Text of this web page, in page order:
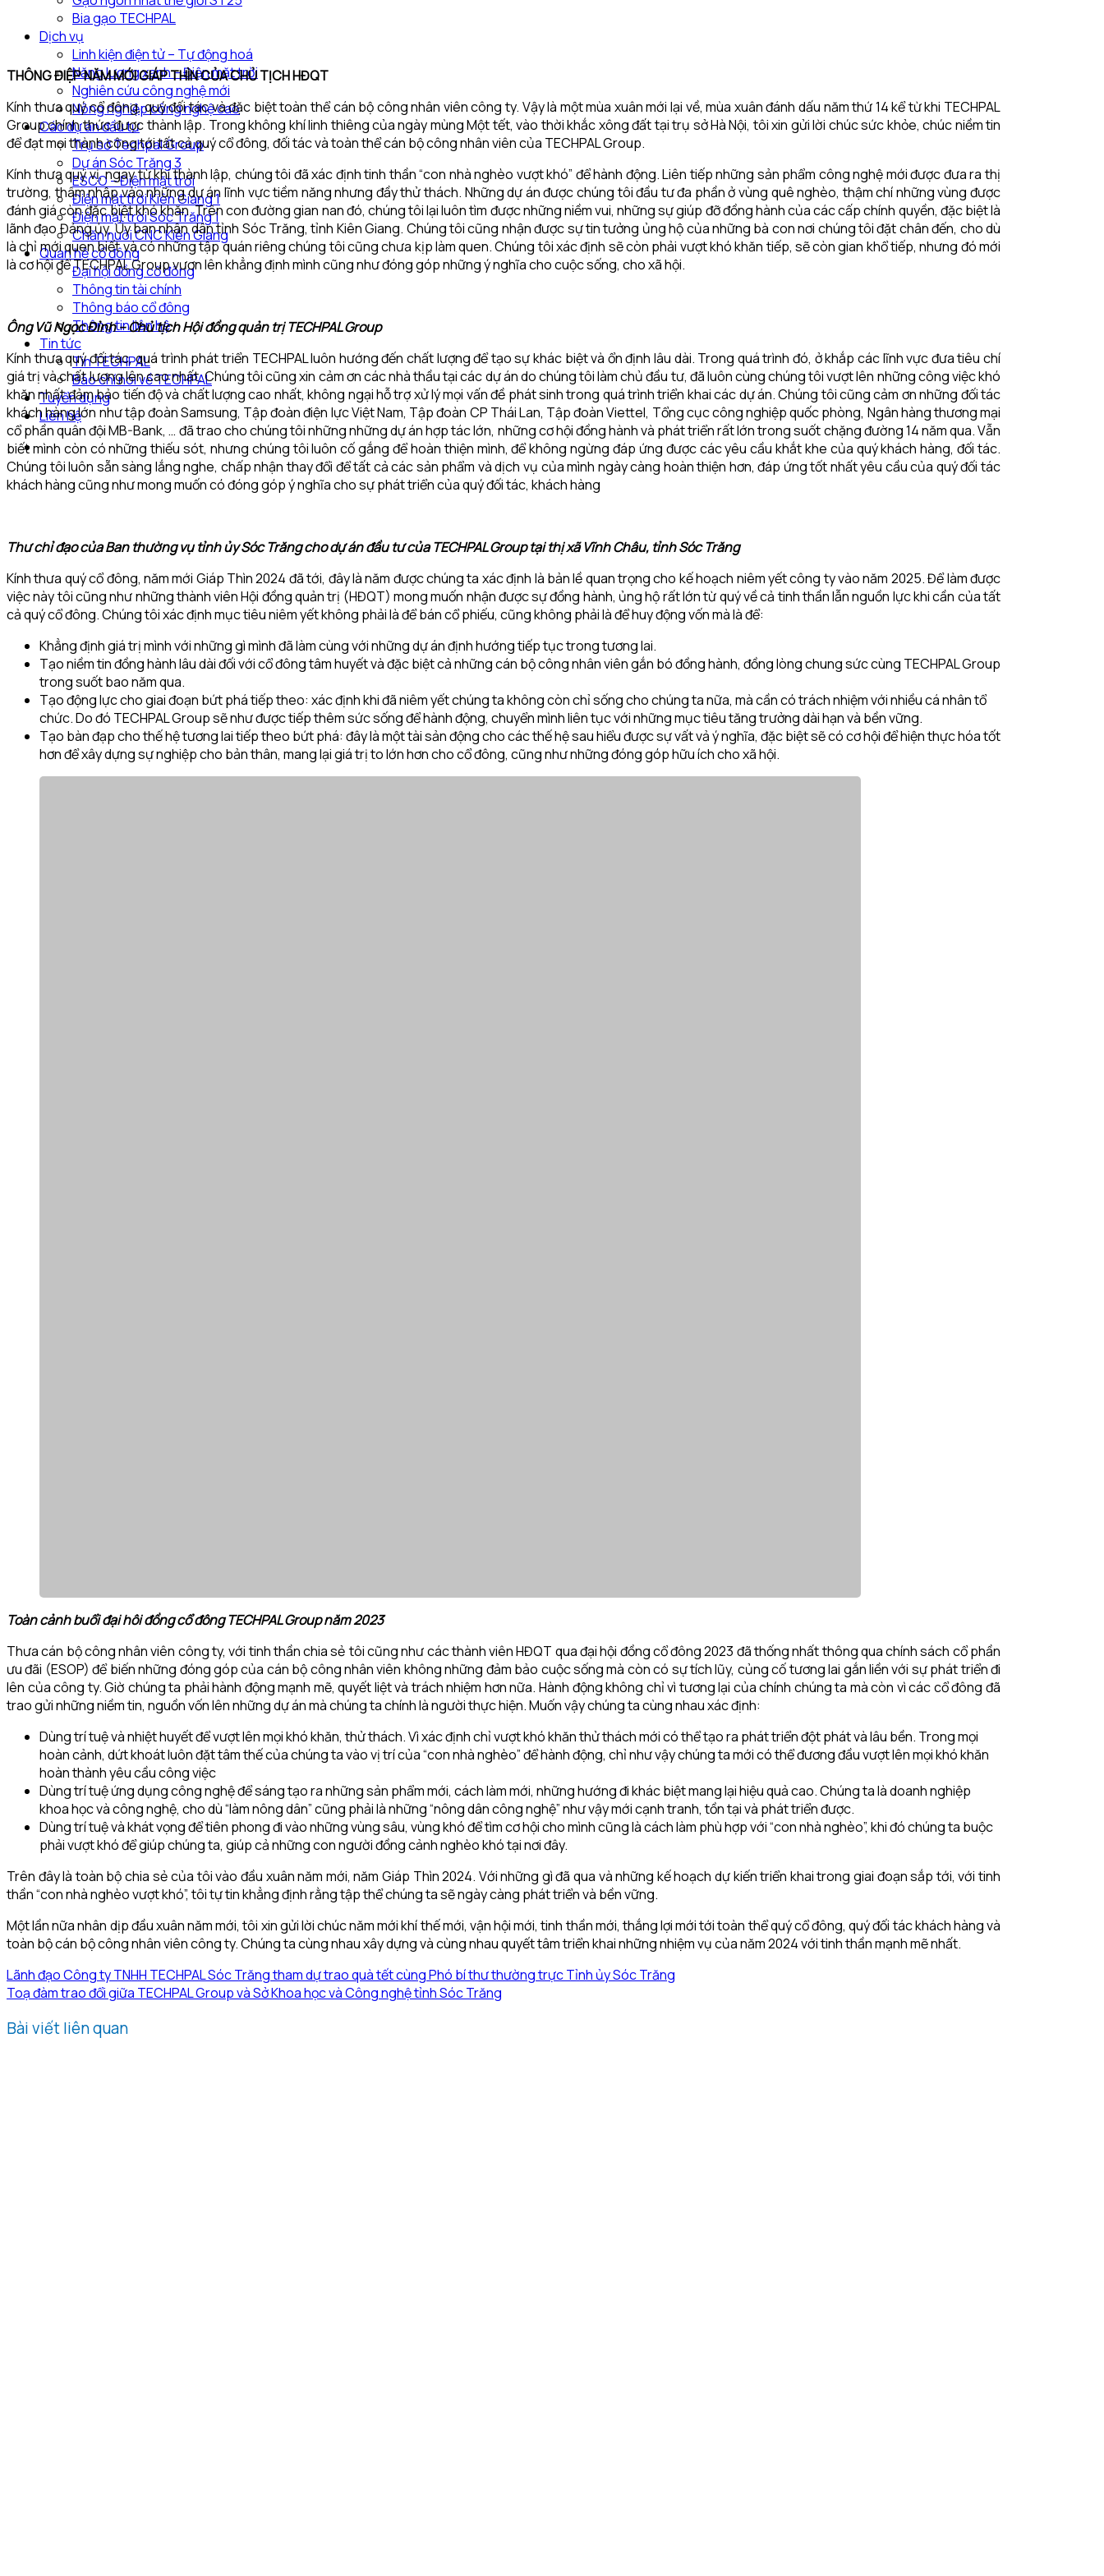
Bia gạo TECHPAL
Dịch vụ
Linh kiện điện tử – Tự động hoá
Năng lượng xanh – Điện mặt trời
Nghiên cứu công nghệ mới
Nông nghiệp công nghệ cao
Các dự án đầu tư
Trụ sở Techpal Group
Dự án Sóc Trăng 3
ESCO – Điện mặt trời
Điện mặt trời Kiên Giang 1
Điện mặt trời Sóc Trăng 1
Chăn nuôi CNC Kiên Giang
Quan hệ cổ đông
Đại hội đồng cổ đông
Thông tin tài chính
Thông báo cổ đông
Thông tin liên hệ
Tin tức
Tin TECHPAL
Báo chí nói về TECHPAL
Tuyển dụng
Liên hệ
THÔNG ĐIỆP NĂM MỚI GIÁP THÌN CỦA CHỦ TỊCH HĐQT
Kính thưa quý cổ đông, quý đối tác và đặc biệt toàn thể cán bộ công nhân viên công ty. Vậy là một mùa xuân mới lại về, mùa xuân đánh dấu năm thứ 14 kể từ khi TECHPAL
Group chính thức được thành lập. Trong không khí linh thiêng của ngày mùng Một tết, vào thời khắc xông đất tại trụ sở Hà Nội, tôi xin gửi lời chúc sức khỏe, chúc niềm tin
để đạt mọi thành công tới tất cả quý cổ đông, đối tác và toàn thể cán bộ công nhân viên của TECHPAL Group.
Kính thưa quý vị, ngay từ khi thành lập, chúng tôi đã xác định tinh thần “con nhà nghèo vượt khó” để hành động. Liên tiếp những sản phẩm công nghệ mới được đưa ra thị
trường, thâm nhập vào những dự án lĩnh vực tiềm năng nhưng đầy thử thách. Những dự án được chúng tôi đầu tư đa phần ở vùng quê nghèo, thậm chí những vùng được
đánh giá còn đặc biệt khó khăn. Trên con đường gian nan đó, chúng tôi lại luôn tìm được những niềm vui, những sự giúp đỡ đồng hành của các cấp chính quyền, đặc biệt là
lãnh đạo Đảng ủy, Ủy ban nhân dân tỉnh Sóc Trăng, tỉnh Kiên Giang. Chúng tôi cũng nhận được sự tin tưởng ủng hộ của những bà con nơi chúng tôi đặt chân đến, cho dù
là chỉ mới quen biết và có những tập quán riêng chúng tôi cũng chưa kịp làm quen. Chúng tôi xác định sẽ còn phải vượt khó khăn tiếp, sẽ còn gian khổ tiếp, nhưng đó mới
là cơ hội để TECHPAL Group vươn lên khẳng định mình cũng như đóng góp những ý nghĩa cho cuộc sống, cho xã hội.
Ông Vũ Ngọc Đỉnh – Chủ tịch Hội đồng quản trị TECHPAL Group
Kính thưa quý đối tác, quá trình phát triển TECHPAL luôn hướng đến chất lượng để tạo sự khác biệt và ổn định lâu dài. Trong quá trình đó, ở khắp các lĩnh vực đưa tiêu chí
giá trị và chất lượng lên cao nhất. Chúng tôi cũng xin cảm ơn các nhà thầu tại các dự án do chúng tôi làm chủ đầu tư, đã luôn cùng chúng tôi vượt lên những công việc khó
khăn nhất đảm bảo tiến độ và chất lượng cao nhất, không ngại hỗ trợ xử lý mọi vấn đề phát sinh trong quá trình triển khai các dự án. Chúng tôi cũng cảm ơn những đối tác
khách hàng lớn như tập đoàn Samsung, Tập đoàn điện lực Việt Nam, Tập đoàn CP Thái Lan, Tập đoàn Viettel, Tổng cục công nghiệp quốc phòng, Ngân hàng thương mại
cổ phần quân đội MB-Bank, … đã trao cho chúng tôi những những dự án hợp tác lớn, những cơ hội đồng hành và phát triển rất lớn trong suốt chặng đường 14 năm qua. Vẫn
biết mình còn có những thiếu sót, nhưng chúng tôi luôn cố gắng để hoàn thiện mình, để không ngừng đáp ứng được các yêu cầu khắt khe của quý khách hàng, đối tác.
Chúng tôi luôn sẵn sàng lắng nghe, chấp nhận thay đổi để tất cả các sản phẩm và dịch vụ của mình ngày càng hoàn thiện hơn, đáp ứng tốt nhất yêu cầu của quý đối tác
khách hàng cũng như mong muốn có đóng góp ý nghĩa cho sự phát triển của quý đối tác, khách hàng
Thư chỉ đạo của Ban thường vụ tỉnh ủy Sóc Trăng cho dự án đầu tư của TECHPAL Group tại thị xã Vĩnh Châu, tỉnh Sóc Trăng
Kính thưa quý cổ đông, năm mới Giáp Thìn 2024 đã tới, đây là năm được chúng ta xác định là bản lề quan trọng cho kế hoạch niêm yết công ty vào năm 2025. Để làm được
việc này tôi cũng như những thành viên Hội đồng quản trị (HĐQT) mong muốn nhận được sự đồng hành, ủng hộ rất lớn từ quý về cả tinh thần lẫn nguồn lực khi cần của tất
cả quý cổ đông. Chúng tôi xác định mục tiêu niêm yết không phải là để bán cổ phiếu, cũng không phải là để huy động vốn mà là để:
Khẳng định giá trị mình với những gì mình đã làm cùng với những dự án định hướng tiếp tục trong tương lai.
Tạo niềm tin đồng hành lâu dài đối với cổ đông tâm huyết và đặc biệt cả những cán bộ công nhân viên gắn bó đồng hành, đồng lòng chung sức cùng TECHPAL Group
trong suốt bao năm qua.
Tạo động lực cho giai đoạn bứt phá tiếp theo: xác định khi đã niêm yết chúng ta không còn chỉ sống cho chúng ta nữa, mà cần có trách nhiệm với nhiều cá nhân tổ
chức. Do đó TECHPAL Group sẽ như được tiếp thêm sức sống để hành động, chuyển mình liên tục với những mục tiêu tăng trưởng dài hạn và bền vững.
Tạo bàn đạp cho thế hệ tương lai tiếp theo bứt phá: đây là một tài sản động cho các thế hệ sau hiểu được sự vất vả ý nghĩa, đặc biệt sẽ có cơ hội để hiện thực hóa tốt
hơn để xây dựng sự nghiệp cho bản thân, mang lại giá trị to lớn hơn cho cổ đông, cũng như những đóng góp hữu ích cho xã hội.
Toàn cảnh buổi đại hôi đồng cổ đông TECHPAL Group năm 2023
Thưa cán bộ công nhân viên công ty, với tinh thần chia sẻ tôi cũng như các thành viên HĐQT qua đại hội đồng cổ đông 2023 đã thống nhất thông qua chính sách cổ phần
ưu đãi (ESOP) để biến những đóng góp của cán bộ công nhân viên không những đảm bảo cuộc sống mà còn có sự tích lũy, củng cố tương lai gắn liền với sự phát triển đi
lên của công ty. Giờ chúng ta phải hành động mạnh mẽ, quyết liệt và trách nhiệm hơn nữa. Hành động không chỉ vì tương lại của chính chúng ta mà còn vì các cổ đông đã
trao gửi những niềm tin, nguồn vốn lên những dự án mà chúng ta chính là người thực hiện. Muốn vậy chúng ta cùng nhau xác định:
Dùng trí tuệ và nhiệt huyết để vượt lên mọi khó khăn, thử thách. Vì xác định chỉ vượt khó khăn thử thách mới có thể tạo ra phát triển đột phát và lâu bền. Trong mọi
hoàn cảnh, dứt khoát luôn đặt tâm thế của chúng ta vào vị trí của “con nhà nghèo” để hành động, chỉ như vậy chúng ta mới có thể đương đầu vượt lên mọi khó khăn
hoàn thành yêu cầu công việc
Dùng trí tuệ ứng dụng công nghệ để sáng tạo ra những sản phẩm mới, cách làm mới, những hướng đi khác biệt mang lại hiệu quả cao. Chúng ta là doanh nghiệp
khoa học và công nghệ, cho dù “làm nông dân” cũng phải là những “nông dân công nghệ” như vậy mới cạnh tranh, tồn tại và phát triển được.
Dùng trí tuệ và khát vọng để tiên phong đi vào những vùng sâu, vùng khó để tìm cơ hội cho mình cũng là cách làm phù hợp với “con nhà nghèo”, khi đó chúng ta buộc
phải vượt khó để giúp chúng ta, giúp cả những con người đồng cảnh nghèo khó tại nơi đây.
Trên đây là toàn bộ chia sẻ của tôi vào đầu xuân năm mới, năm Giáp Thìn 2024. Với những gì đã qua và những kế hoạch dự kiến triển khai trong giai đoạn sắp tới, với tinh
thần “con nhà nghèo vượt khó”, tôi tự tin khẳng định rằng tập thể chúng ta sẽ ngày càng phát triển và bền vững.
Một lần nữa nhân dịp đầu xuân năm mới, tôi xin gửi lời chúc năm mới khí thế mới, vận hội mới, tinh thần mới, thắng lợi mới tới toàn thể quý cổ đông, quý đối tác khách hàng và
toàn bộ cán bộ công nhân viên công ty. Chúng ta cùng nhau xây dựng và cùng nhau quyết tâm triển khai những nhiệm vụ của năm 2024 với tinh thần mạnh mẽ nhất.
Lãnh đạo Công ty TNHH TECHPAL Sóc Trăng tham dự trao quà tết cùng Phó bí thư thường trực Tỉnh ủy Sóc Trăng
Toạ đàm trao đổi giữa TECHPAL Group và Sở Khoa học và Công nghệ tỉnh Sóc Trăng
Bài viết liên quan